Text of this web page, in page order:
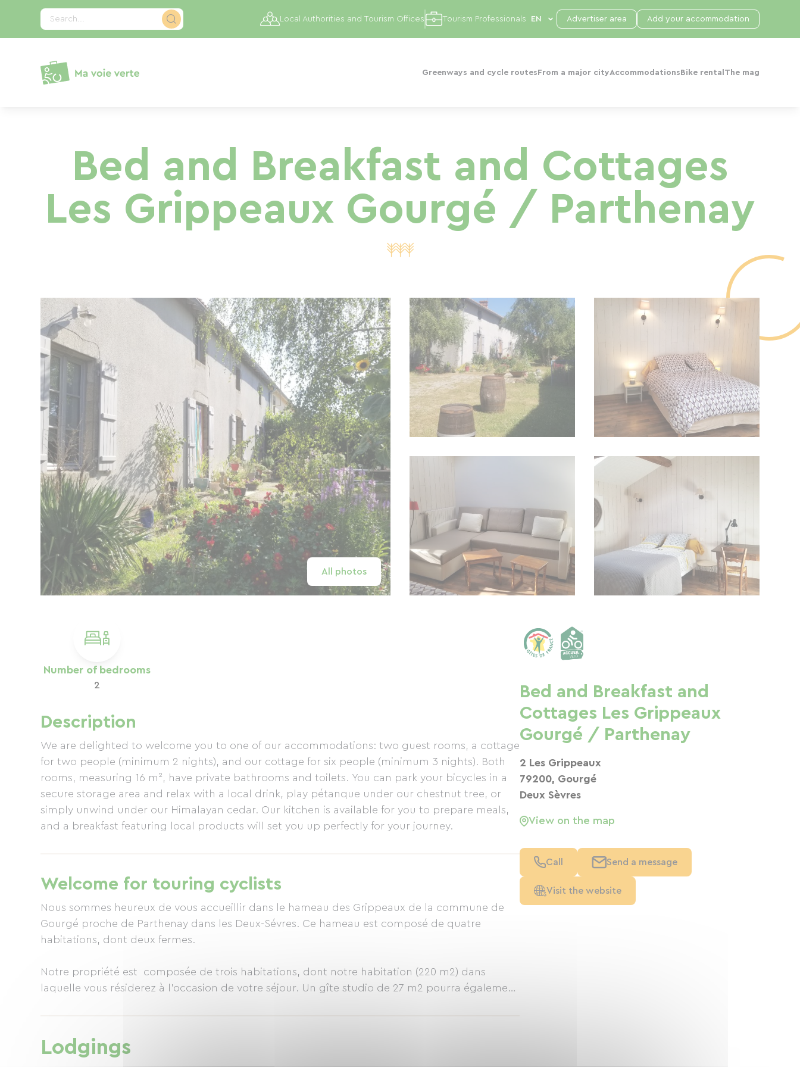
Search...
Greenways and cycle routes From a major cityAccommodations Bike rental The mag
Local Authorities and Tourism Offices Tourism Professionals Advertiser area Add your accommodation
Bed and Breakfast and Cottages
Les Grippeaux Gourgé / Parthenay
All photos
Number of bedrooms
2
Description
We are delighted to welcome you to one of our accommodations: two guest rooms, a cottage
for two people (minimum 2 nights), and our cottage for six people (minimum 3 nights). Both
rooms, measuring 16 m², have private bathrooms and toilets. You can park your bicycles in a
secure storage area and relax with a local drink, play pétanque under our chestnut tree, or
simply unwind under our Himalayan cedar. Our kitchen is available for you to prepare meals,
and a breakfast featuring local products will set you up perfectly for your journey.
Welcome for touring cyclists
Nous sommes heureux de vous accueillir dans le hameau des Grippeaux de la commune de
Gourgé proche de Parthenay dans les Deux-Sévres. Ce hameau est composé de quatre
habitations, dont deux fermes.
Notre propriété est composée de trois habitations, dont notre habitation (220 m2) dans
laquelle vous résiderez à l’occasion de votre séjour. Un gîte studio de 27 m2 pourra également
Dans notre maison, nous vous proposons à la location une ou deux chambres, avec pour
chacune une salle de bain et toilette privatif. Vous n'aurez pas à vous soucier du linge de lit et
Lodgings
Bed and Breakfast and
Cottages Les Grippeaux
Gourgé / Parthenay
2 Les Grippeaux
79200, Gourgé
Deux Sèvres
View on the map
Call Send a message
Visit the website
Cookies management panel